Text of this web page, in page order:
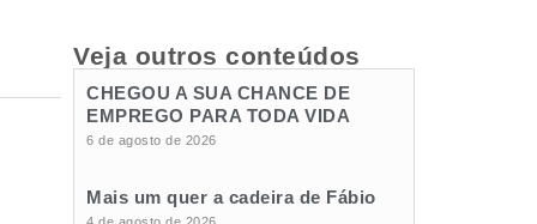
Veja outros conteúdos
CHEGOU A SUA CHANCE DE
EMPREGO PARA TODA VIDA
6 de agosto de 2026
Mais um quer a cadeira de Fábio